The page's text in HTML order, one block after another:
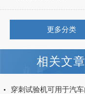
更多分类
相关文章